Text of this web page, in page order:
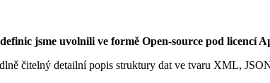
jsme uvolnili ve formě Open-source pod licencí
čitelný detailní popis struktury dat ve tvaru XML,